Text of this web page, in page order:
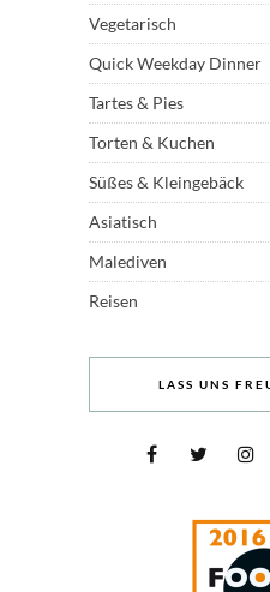
Vegetarisch
Quick Weekday Dinner
Tartes & Pies
Torten & Kuchen
Süßes & Kleingebäck
Asiatisch
Malediven
Reisen
LASS UNS